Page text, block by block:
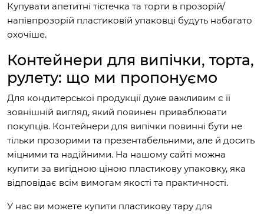
Купувати апетитні тістечка та торти в прозорій/
напівпрозорій пластиковій упаковці будуть набагато
охочіше.
Контейнери для випічки, торта,
рулету: що ми пропонуємо
Для кондитерської продукції дуже важливим є її
зовнішній вигляд, який повинен приваблювати
покупців. Контейнери для випічки повинні бути не
тільки прозорими та презентабельними, але й досить
міцними та надійними. На нашому сайті можна
купити за вигідною ціною пластикову упаковку, яка
відповідає всім вимогам якості та практичності.
У нас ви можете купити пластикову тару для